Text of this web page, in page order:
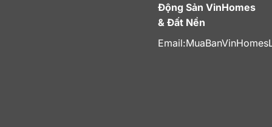
Động Sản VinHomes
& Đất Nền
Email: